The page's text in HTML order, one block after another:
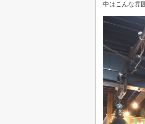
中はこんな雰